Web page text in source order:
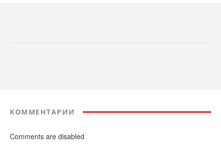
КОММЕНТАРИИ
Comments are disabled